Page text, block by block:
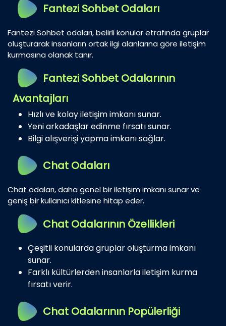
Fantezi Sohbet Odaları
Fantezi Sohbet odaları, belirli konular etrafında gruplar
oluşturarak insanların ortak ilgi alanlarına göre iletişim
kurmasına olanak tanır.
Fantezi Sohbet Odalarının
Avantajları
Hızlı ve kolay iletişim imkanı sunar.
Yeni arkadaşlar edinme fırsatı sunar.
Bilgi alışverişi yapma imkanı sağlar.
Chat Odaları
Chat odaları, daha genel bir iletişim imkanı sunar ve
geniş bir kullanıcı kitlesine hitap eder.
Chat Odalarının Özellikleri
Çeşitli konularda gruplar oluşturma imkanı
sunar.
Farklı kültürlerden insanlarla iletişim kurma
fırsatı verir.
Chat Odalarının Popülerliği